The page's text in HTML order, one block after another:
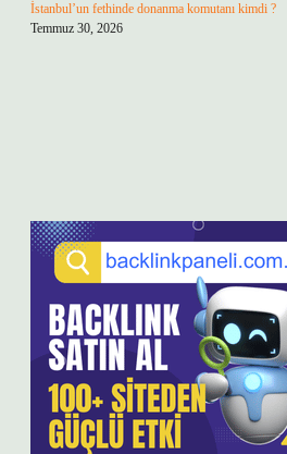
İstanbul’un fethinde donanma komutanı kimdi ?
Temmuz 30, 2026